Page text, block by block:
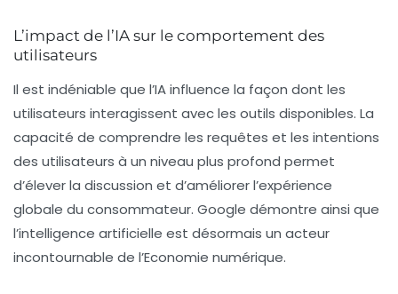
L’impact de l’IA sur le comportement des
utilisateurs
Il est indéniable que l’IA influence la façon dont les
utilisateurs interagissent avec les outils disponibles. La
capacité de comprendre les requêtes et les intentions
des utilisateurs à un niveau plus profond permet
d’élever la discussion et d’améliorer l’expérience
globale du consommateur. Google démontre ainsi que
l’intelligence artificielle est désormais un acteur
incontournable de l’Economie numérique.